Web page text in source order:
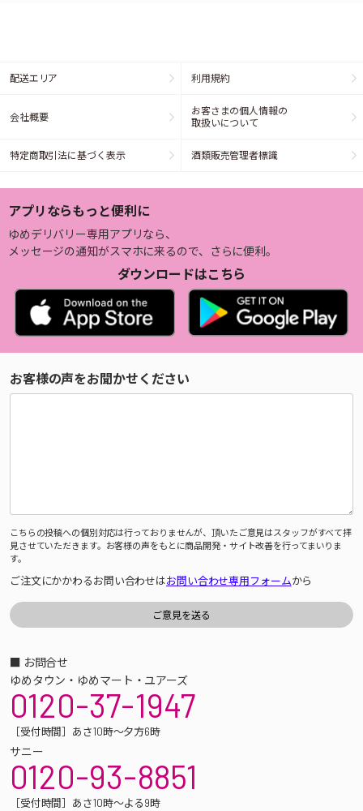
配送エリア 利用規約
会社概要
お客さまの個人情報の
取扱いについて
特定商取引法に基づく表示 酒類販売管理者標識
アプリならもっと便利に
ゆめデリバリー専用アプリなら、
メッセージの通知がスマホに来るので、さらに便利。
ダウンロードはこちら
お客様の声をお聞かせください
こちらの投稿への個別対応は行っておりませんが、頂いたご意見はスタッフがすべて拝
見させていただきます。お客様の声をもとに商品開発・サイト改善を行ってまいりま
す。
ご注文にかかわるお問い合わせはお問い合わせ専用フォームから
■ お問合せ
ゆめタウン・ゆめマート・ユアーズ
0120-37-1947
［受付時間］あさ10時～夕方6時
サニー
0120-93-8851
［受付時間］あさ10時～よる9時